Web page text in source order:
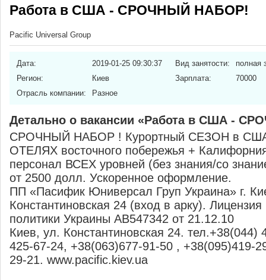
Работа в США - СРОЧНЫЙ НАБОР!
Pacific Universal Group
Дата:
2019-01-25 09:30:37
Регион:
Киев
Отрасль компании:
Разное
Вид занятости:
полная
Зарплата:
70000
Детально о вакансии «Работа в США -
СРОЧНЫЙ НАБОР ! Курортный СЕЗОН в США
ОТЕЛЯХ восточного побережья +
персонал ВСЕХ уровней (без знания/со
от 2500 долл. Ускоренное оформление.
ПП «Пасифик Юниверсал Груп Украина» г.
Константиновская 24 (вход в арку).
политики Украины АВ547342 от 21.12.10
Киев, ул. Константиновская 24. тел.+38(044)
425-67-24, +38(063)677-91-50 , +38(095)419-
29-21. www.pacific.kiev.ua